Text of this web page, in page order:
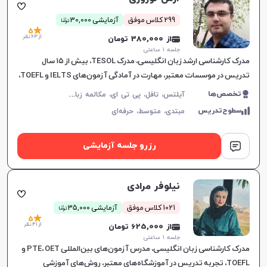
299 کلاس موفق آزمایشی 30,000 توما
ن
از 380,000 تومان
جلسه ۱ ساعتی
5
از 63 نظر
مدرک کارشناسی ارشد زبان انگلیسی، مدرک TESOL، بیش از ۱۵ سال
تدریس در موسسات معتبر، مهارت در آمادگی آزمون‌های IELTS و TOEFL،
آموزش هدفمند برای نیازهای خاص زبان‌آموزان.
تخصص‌ها آ
یلتس، تافل، پی تی ای، مکالمه زبان انگلیسی، زبان انگلیسی عمومی، گرامر زبان انگلیسی، زبان انگلیسی تجاری، زبان انگلیسی آمریکایی، زبان انگلیسی کنکور ارشد، زبان انگلیسی کنکور دکتری، دولینگو، سلپیپ
سطوح‌تدریس مبتدی، متوسط،حرفه‌ای
رزرو جلسه آزمایشی
نیلوفر مرادی
1021 کلاس موفق آزمایشی 35,000 توما
ن
از 625,000 تومان
جلسه ۱ ساعتی
5
از 41 نظر
مدرک کارشناسی زبان انگلیسی، مدرس آزمون‌های بین‌المللی PTE، OET و
TOEFL، تجربه تدریس در آموزشگاه‌های معتبر، روش‌های آموزشی